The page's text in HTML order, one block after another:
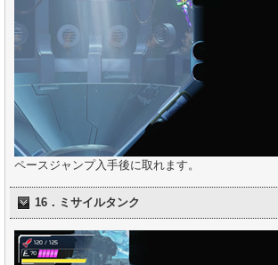
ペースジャンプ入手後に取れます。
16．ミサイルタンク